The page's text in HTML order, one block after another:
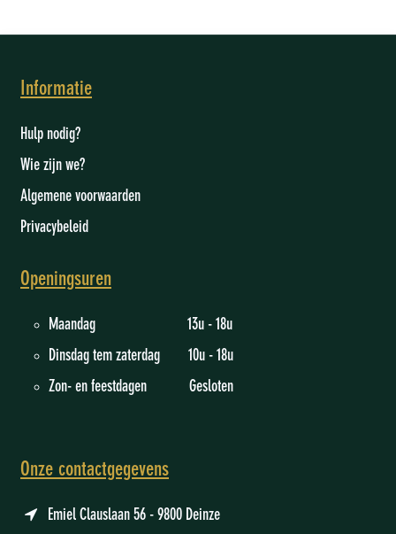
Informatie
Hulp nodig?
Wie zijn we?
Algemene voorwaarden
Privacybeleid
Openingsuren
Maandag 13u - 18u
Dinsdag tem zaterdag 10u - 18u
Zon- en feestdagen Gesloten
Onze contactgegevens
Emiel Clauslaan 56 - 9800 Deinze